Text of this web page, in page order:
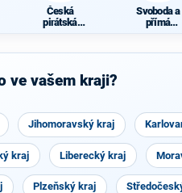
Česká
pirátská
Svoboda a
přímá
ve vašem kraji?
Jihomoravský kraj
kraj Liberecký kraj
Plzeňský kraj